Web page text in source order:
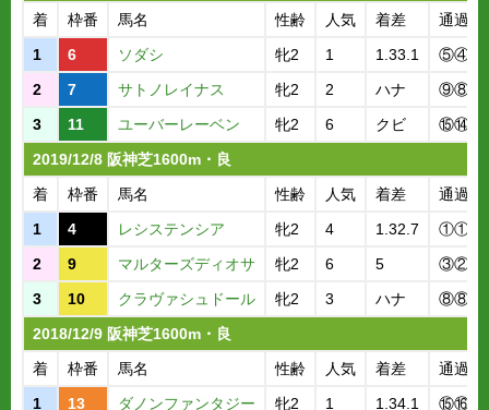
着
枠番 馬名 性齢 人気 着差
通過順
1
6 ソダシ 牝2 1 1.33.1
⑤④
2
7 サトノレイナス 牝2 2 ハナ
⑨⑧
3
11 ユーバーレーベン 牝2 6 クビ
⑮⑭
2019/12/8 阪神芝1600m・良
着
枠番 馬名 性齢 人気 着差
通過順
1
4 レシステンシア 牝2 4 1.32.7
①①
2
9 マルターズディオサ 牝2 6 5
③②
3
10 クラヴァシュドール 牝2 3 ハナ
⑧⑧
2018/12/9 阪神芝1600m・良
着
枠番 馬名 性齢 人気 着差
通過順
1
13 ダノンファンタジー 牝2 1 1.34.1
⑮⑯